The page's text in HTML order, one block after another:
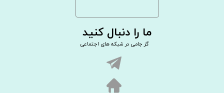
گز جامی در شبکه های اجتماعی
ما را دنبال کنید